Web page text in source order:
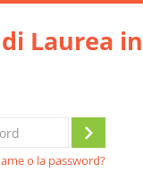
Laurea in
Login
o la password?